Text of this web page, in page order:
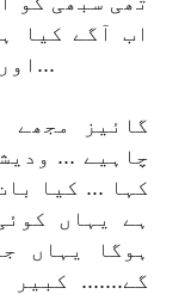
اب آگے کیا
اور سُنسان جنگل میں کیسے کٹے گی...
گائیز مجھے
چاہیے ...
کہا ... کیا
ہے یہاں
ہوگا یہاں
گے.......